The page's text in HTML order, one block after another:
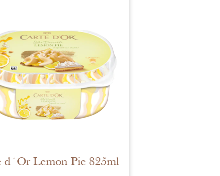
d´Or Lemon Pie 825ml